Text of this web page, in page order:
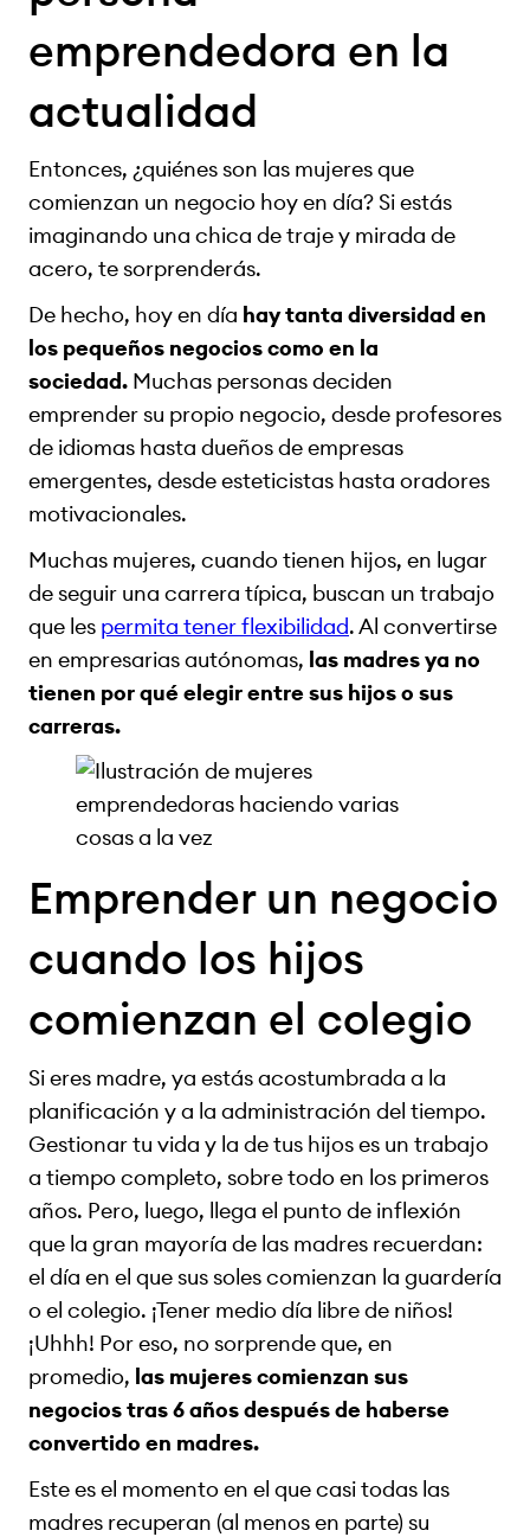
emprendedora en la
actualidad
Entonces, ¿quiénes son las mujeres que
comienzan un negocio hoy en día? Si estás
imaginando una chica de traje y mirada de
acero, te sorprenderás.
De hecho, hoy en día hay tanta diversidad en
los pequeños negocios como en la
sociedad. Muchas personas deciden
emprender su propio negocio, desde profesores
de idiomas hasta dueños de empresas
emergentes, desde esteticistas hasta oradores
motivacionales.
Muchas mujeres, cuando tienen hijos, en lugar
de seguir una carrera típica, buscan un trabajo
que les permita tener flexibilidad. Al convertirse
en empresarias autónomas, las madres ya no
tienen por qué elegir entre sus hijos o sus
carreras.
Emprender un negocio
cuando los hijos
comienzan el colegio
Si eres madre, ya estás acostumbrada a la
planificación y a la administración del tiempo.
Gestionar tu vida y la de tus hijos es un trabajo
a tiempo completo, sobre todo en los primeros
años. Pero, luego, llega el punto de inflexión
que la gran mayoría de las madres recuerdan:
el día en el que sus soles comienzan la guardería
o el colegio. ¡Tener medio día libre de niños!
¡Uhhh! Por eso, no sorprende que, en
promedio, las mujeres comienzan sus
negocios tras 6 años después de haberse
convertido en madres.
Este es el momento en el que casi todas las
madres recuperan (al menos en parte) su